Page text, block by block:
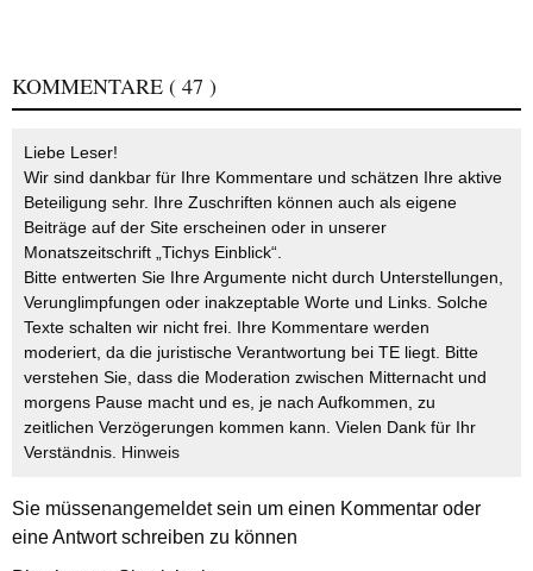
KOMMENTARE ( 47 )
Liebe Leser!
Wir sind dankbar für Ihre Kommentare und schätzen Ihre aktive
Beteiligung sehr. Ihre Zuschriften können auch als eigene
Beiträge auf der Site erscheinen oder in unserer
Monatszeitschrift „Tichys Einblick“.
Bitte entwerten Sie Ihre Argumente nicht durch Unterstellungen,
Verunglimpfungen oder inakzeptable Worte und Links. Solche
Texte schalten wir nicht frei. Ihre Kommentare werden
moderiert, da die juristische Verantwortung bei TE liegt. Bitte
verstehen Sie, dass die Moderation zwischen Mitternacht und
morgens Pause macht und es, je nach Aufkommen, zu
zeitlichen Verzögerungen kommen kann. Vielen Dank für Ihr
Verständnis. Hinweis
Sie müssenangemeldetsein um einen Kommentar oder
eine Antwort schreiben zu können